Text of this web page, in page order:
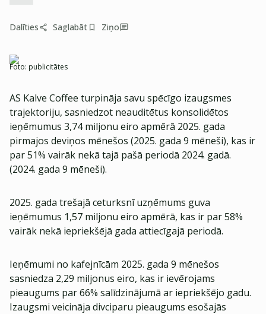
Dalīties Saglabāt Ziņo
Foto: publicitātes
AS Kalve Coffee turpināja savu spēcīgo izaugsmes
trajektoriju, sasniedzot neauditētus konsolidētos
ieņēmumus 3,74 miljonu eiro apmērā 2025. gada
pirmajos deviņos mēnešos (2025. gada 9 mēneši), kas ir
par 51% vairāk nekā tajā pašā periodā 2024. gadā.
(2024. gada 9 mēneši).
2025. gada trešajā ceturksnī uzņēmums guva
ieņēmumus 1,57 miljonu eiro apmērā, kas ir par 58%
vairāk nekā iepriekšējā gada attiecīgajā periodā.
Ieņēmumi no kafejnīcām 2025. gada 9 mēnešos
sasniedza 2,29 miljonus eiro, kas ir ievērojams
pieaugums par 66% salīdzinājumā ar iepriekšējo gadu.
Izaugsmi veicināja divciparu pieaugums esošajās